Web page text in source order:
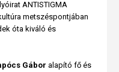
ANTISTIGMA
metszéspontjában
óta kiváló és
Gábor alapító fő és